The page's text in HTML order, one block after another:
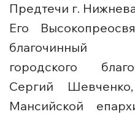
Предтечи г.
Его
благочинный
городского
Сергий
Мансийской